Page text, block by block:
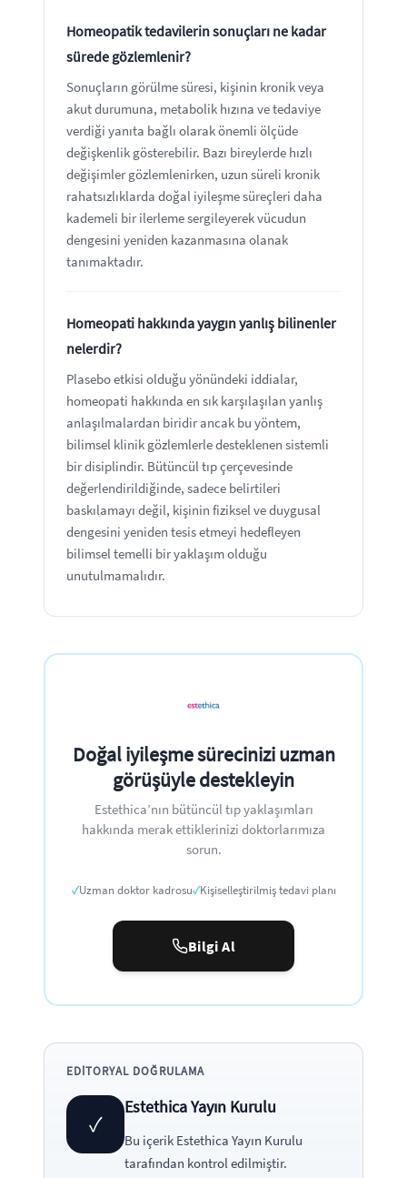
Homeopatik tedavilerin sonuçları ne kadar
sürede gözlemlenir?
Sonuçların görülme süresi, kişinin kronik veya
akut durumuna, metabolik hızına ve tedaviye
verdiği yanıta bağlı olarak önemli ölçüde
değişkenlik gösterebilir. Bazı bireylerde hızlı
değişimler gözlemlenirken, uzun süreli kronik
rahatsızlıklarda doğal iyileşme süreçleri daha
kademeli bir ilerleme sergileyerek vücudun
dengesini yeniden kazanmasına olanak
tanımaktadır.
Homeopati hakkında yaygın yanlış bilinenler
nelerdir?
Plasebo etkisi olduğu yönündeki iddialar,
homeopati hakkında en sık karşılaşılan yanlış
anlaşılmalardan biridir ancak bu yöntem,
bilimsel klinik gözlemlerle desteklenen sistemli
bir disiplindir. Bütüncül tıp çerçevesinde
değerlendirildiğinde, sadece belirtileri
baskılamayı değil, kişinin fiziksel ve duygusal
dengesini yeniden tesis etmeyi hedefleyen
bilimsel temelli bir yaklaşım olduğu
unutulmamalıdır.
Doğal iyileşme sürecinizi uzman
görüşüyle destekleyin
Estethica’nın bütüncül tıp yaklaşımları
hakkında merak ettiklerinizi doktorlarımıza
sorun.
✓Uzman doktor kadrosu✓Kişiselleştirilmiş tedavi planı
Bilgi Al
EDITORYAL DOĞRULAMA
✓
Estethica Yayın Kurulu
Bu içerik Estethica Yayın Kurulu
tarafından kontrol edilmiştir.